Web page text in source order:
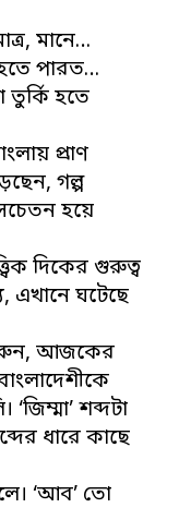
মানে…
হতে পারত…
তুর্কি হতে
প্রাণ
গল্প
হয়ে
দিকের গুরুত্ব
এখানে ঘটেছে
আজকের
‘জিম্মা’ শব্দটা
ধারে কাছে
‘আব’ তো